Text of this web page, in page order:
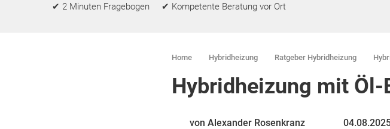
✔ 2 Minuten Fragebogen ✔ Kompetente Beratung vor Ort
Home Hybridheizung Ratgeber Hybridheizung
Hybridheizung mit
von Alexander Rosenkranz